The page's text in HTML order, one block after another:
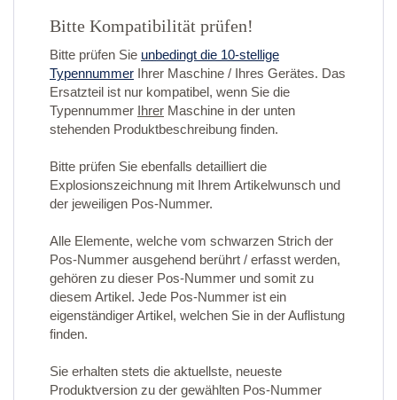
Bitte Kompatibilität prüfen!
Bitte prüfen Sie unbedingt die 10-stellige
Typennummer Ihrer Maschine / Ihres Gerätes. Das
Ersatzteil ist nur kompatibel, wenn Sie die
Typennummer Ihrer Maschine in der unten
stehenden Produktbeschreibung finden.
Bitte prüfen Sie ebenfalls detailliert die
Explosionszeichnung mit Ihrem Artikelwunsch und
der jeweiligen Pos-Nummer.
Alle Elemente, welche vom schwarzen Strich der
Pos-Nummer ausgehend berührt / erfasst werden,
gehören zu dieser Pos-Nummer und somit zu
diesem Artikel. Jede Pos-Nummer ist ein
eigenständiger Artikel, welchen Sie in der Auflistung
finden.
Sie erhalten stets die aktuellste, neueste
Produktversion zu der gewählten Pos-Nummer